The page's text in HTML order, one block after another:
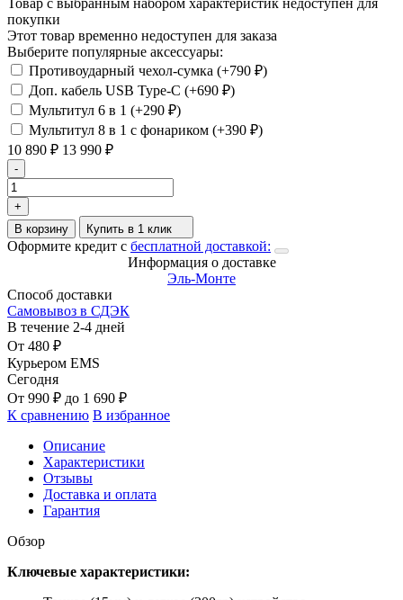
покупки
Этот товар временно недоступен для заказа
Выберите популярные аксессуары:
Противоударный чехол-сумка (+790 ₽)
Доп. кабель USB Type-C (+690 ₽)
Мультитул 6 в 1 (+290 ₽)
Мультитул 8 в 1 с фонариком (+390 ₽)
10 890 ₽ 13 990 ₽
-
+
В корзину
Купить в 1 клик
Оформите кредит с бесплатной доставкой:
Информация о доставке
Эль-Монте
Способ доставки
Самовывоз в СДЭК
В течение 2-4 дней
От 480 ₽
Курьером EMS
Сегодня
От 990 ₽ до 1 690 ₽
К сравнению В избранное
Описание
Характеристики
Отзывы
Доставка и оплата
Гарантия
Обзор
Ключевые характеристики: